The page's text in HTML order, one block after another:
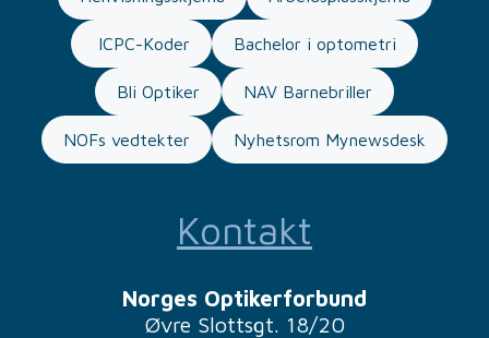
ICPC-Koder Bachelor i optometri
Bli Optiker NAV Barnebriller
NOFs vedtekter Nyhetsrom Mynewsdesk
Kontakt
Norges Optikerforbund
Øvre Slottsgt. 18/20